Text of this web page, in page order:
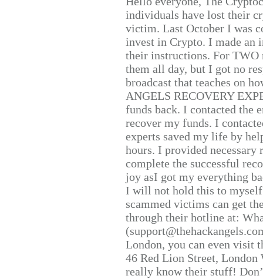
individuals have lost their
victim. Last October I was
invest in Crypto. I made
their instructions. For TWO
them all day, but I got no
broadcast that teaches on
ANGELS RECOVERY
funds back. I contacted the
recover my funds. I
experts saved my life by
hours. I provided
complete the successful
joy asI got my everything
I will not hold this to
scammed victims can get
through their hotline at:
London, you can even visit
46 Red Lion Street, London
really know their stuff!